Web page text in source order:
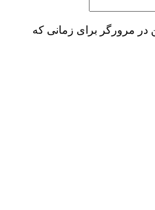
در مرورگر برای زمانی که